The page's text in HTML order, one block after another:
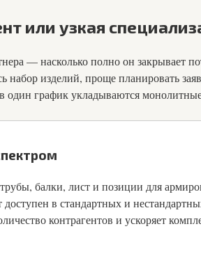
или узкая
— насколько полно он закрывает
набор изделий, проще планировать
один график укладываются
балки, лист и позиции для
в стандартных и
контрагентов и ускоряет